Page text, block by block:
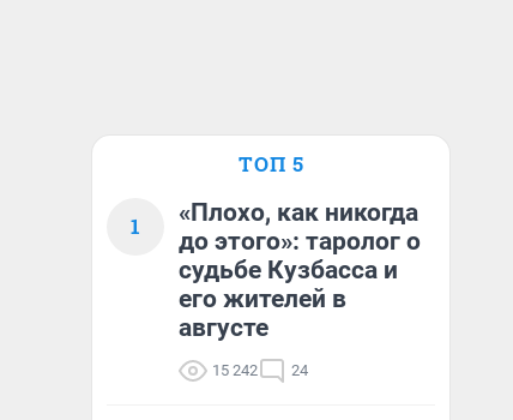
ТОП 5
1
«Плохо, как никогда
до этого»: таролог о
судьбе Кузбасса и
его жителей в
августе
15 242 24